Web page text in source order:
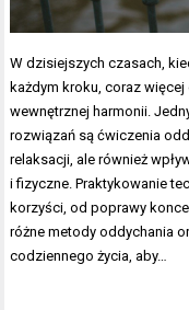
W dzisiejszych czasach,
każdym kroku, coraz
wewnętrznej harmonii.
rozwiązań są ćwiczenia
relaksacji, ale również
i fizyczne. Praktykowanie
korzyści, od poprawy
różne metody oddychania
codziennego życia, aby…